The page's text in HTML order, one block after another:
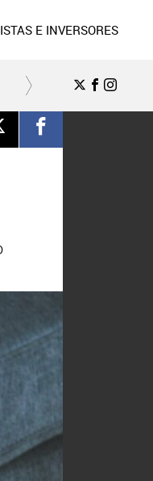
E INVERSORES